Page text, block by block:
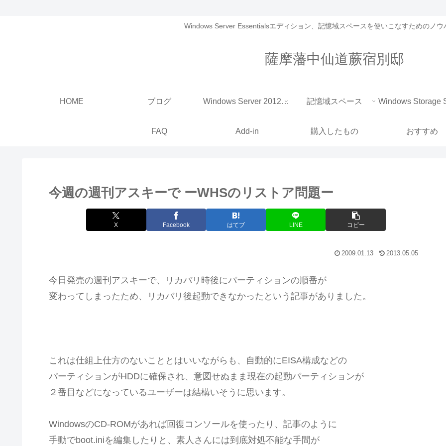
Windows Server Essentialsエディション、記憶域スペースを使いこなすためのノウ
薩摩藩中仙道蕨宿別邸
HOME ブログ Windows Server 2012 Essentials 記憶域スペース
FAQ Add-in 購入したもの おすすめ
今週の週刊アスキーで ーWHSのリストア問題ー
X Facebook はてブ LINE コピー
2009.01.13 2013.05.05
今日発売の週刊アスキーで、リカバリ時後にパーティションの順番が
変わってしまったため、リカバリ後起動できなかったという記事がありました。
これは仕組上仕方のないこととはいいながらも、自動的にEISA構成などの
パーティションがHDDに確保され、意図せぬまま現在の起動パーティションが
２番目などになっているユーザーは結構いそうに思います。
WindowsのCD-ROMがあれば回復コンソールを使ったり、記事のように
手動でboot.iniを編集したりと、素人さんには到底対処不能な手間が